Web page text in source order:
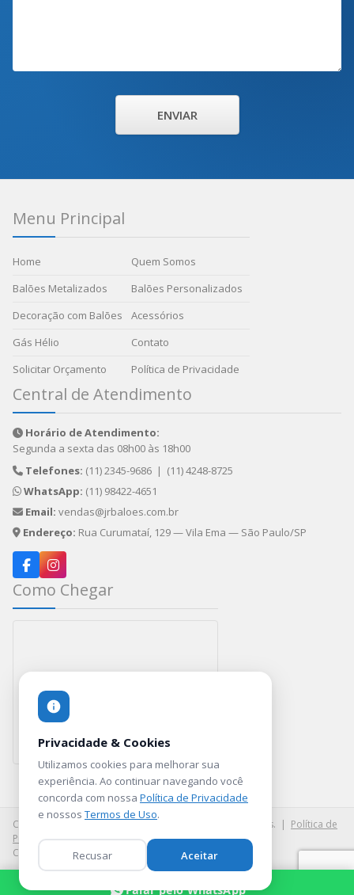
ENVIAR
Falar pelo WhatsApp
Menu Principal
Home
Balões Metalizados
Decoração com Balões
Gás Hélio
Solicitar Orçamento
Quem Somos
Balões Personalizados
Acessórios
Contato
Política de Privacidade
Central de Atendimento
Horário de Atendimento:
Segunda a sexta das 08h00 às 18h00
Telefones: (11) 2345-9686 | (11) 4248-8725
WhatsApp: (11) 98422-4651
Email: vendas@jrbaloes.com.br
Endereço: Rua Curumataí, 129 — Vila Ema — São Paulo/SP
Como Chegar
Rua Curumataí, 129 — Vila Ema — SP
Copyright © 2026JR Balões. Todos os direitos reservados. | Política de
Privacidade|Termos de Uso
Criado por
NDE Brasil
Privacidade & Cookies
Utilizamos cookies para melhorar sua
experiência. Ao continuar navegando você
concorda com nossa Política de Privacidade
e nossos Termos de Uso.
Recusar Aceitar